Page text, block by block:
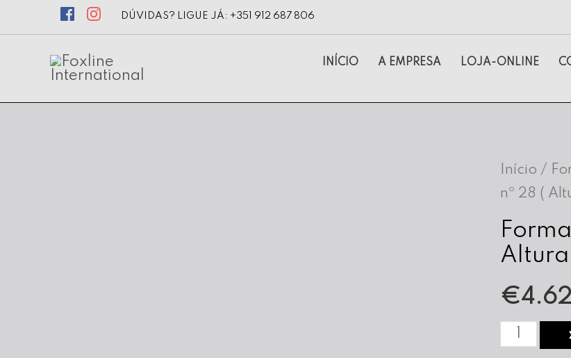
DÚVIDAS? LIGUE JÁ: +351 912 687 806
INÍCIO A EMPRESA LOJA-ONLINE
Início /
nº 28 (
€